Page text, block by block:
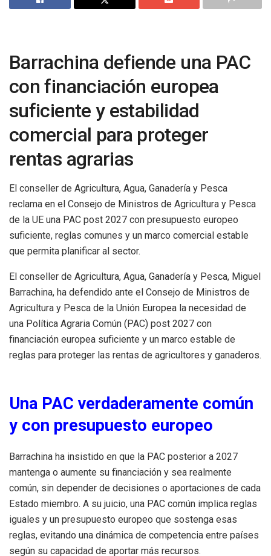
Barrachina defiende una PAC
con financiación europea
suficiente y estabilidad
comercial para proteger
rentas agrarias
El conseller de Agricultura, Agua, Ganadería y Pesca
reclama en el Consejo de Ministros de Agricultura y Pesca
de la UE una PAC post 2027 con presupuesto europeo
suficiente, reglas comunes y un marco comercial estable
que permita planificar al sector.
El conseller de Agricultura, Agua, Ganadería y Pesca, Miguel
Barrachina, ha defendido ante el Consejo de Ministros de
Agricultura y Pesca de la Unión Europea la necesidad de
una Política Agraria Común (PAC) post 2027 con
financiación europea suficiente y un marco estable de
reglas para proteger las rentas de agricultores y ganaderos.
Una PAC verdaderamente común
y con presupuesto europeo
Barrachina ha insistido en que la PAC posterior a 2027
mantenga o aumente su financiación y sea realmente
común, sin depender de decisiones o aportaciones de cada
Estado miembro. A su juicio, una PAC común implica reglas
iguales y un presupuesto europeo que sostenga esas
reglas, evitando una dinámica de competencia entre países
según su capacidad de aportar más recursos.